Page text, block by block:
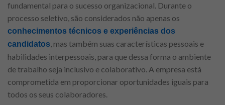
fundamental para o sucesso organizacional. Durante o
processo seletivo, são considerados não apenas os
conhecimentos técnicos e experiências dos
candidatos, mas também suas características pessoais e
habilidades interpessoais, para que dessa forma o ambiente
de trabalho seja inclusivo e colaborativo. A empresa está
comprometida em proporcionar oportunidades iguais para
todos os seus colaboradores.